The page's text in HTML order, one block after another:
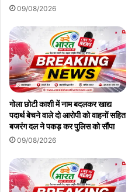
09/08/2026
गोला छोटी काशी में नाम बदलकर खाद्य
पदार्थ बेचने वाले दो आरोपी को वाहनों सहित
बजरंग दल ने पकड़ कर पुलिस को सौंपा
09/08/2026